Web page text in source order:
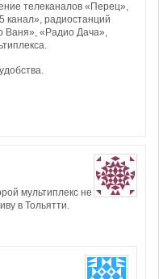
телеканалов «Перец»,
канал», радиостанций
Ваня», «Радио Дача»,
мультиплекс не
в Тольятти.